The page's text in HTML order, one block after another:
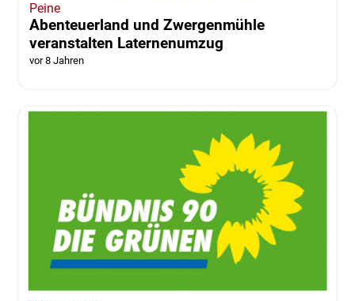
Peine
Abenteuerland und Zwergenmühle
veranstalten Laternenumzug
vor 8 Jahren